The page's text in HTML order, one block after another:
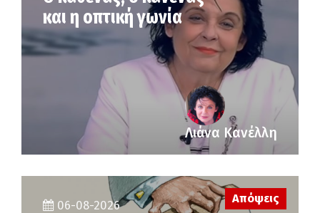
και η οπτική γωνία
Λιάνα Κανέλλη
06-08-2026
Απόψεις